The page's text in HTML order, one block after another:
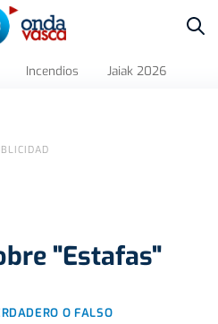
Incendios Jaiak 2026
"Estafas"
O FALSO